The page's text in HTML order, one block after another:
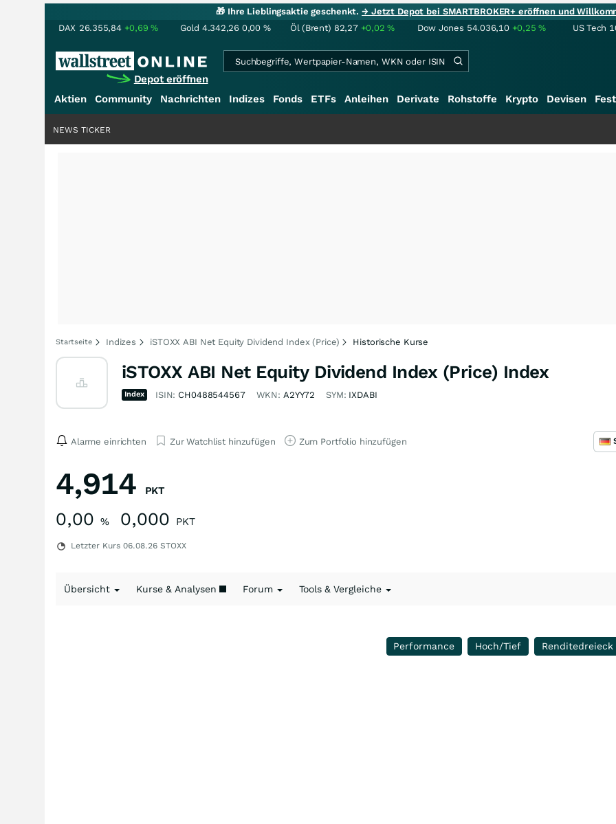
🎁 Ihre Lieblingsaktie geschenkt.→ Jetzt Depot bei SMARTBROKER+ eröffnen und
DAX 26.355,84 +0,69% Gold 4.342,26 0,00 % Öl (Brent) 82,27 +0,02% Dow Jones 54.036,10 +0,25% US Tech
Depot eröffnen
Aktien Community Nachrichten Indizes Fonds ETFs Anleihen Derivate Rohstoffe Krypto Devisen
NEWS TICKER
Startseite Indizes iSTOXX ABI Net Equity Dividend Index (Price) Historische Kurse
iSTOXX ABI Net Equity Dividend Index (Price) Index
Index ISIN: CH0488544567 WKN: A2YY72 SYM: IXDABI
Alarme einrichten Zur Watchlist hinzufügen Zum Portfolio hinzufügen
4,914 PKT
0,00 % 0,000 PKT
Letzter Kurs 06.08.26 STOXX
Übersicht Kurse & Analysen Forum Tools & Vergleiche
Performance Hoch/Tief Renditedreieck